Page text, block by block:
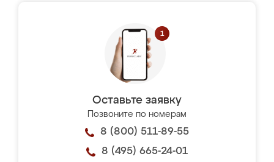
Оставьте заявку
Позвоните по номерам
8 (800) 511-89-55
8 (495) 665-24-01